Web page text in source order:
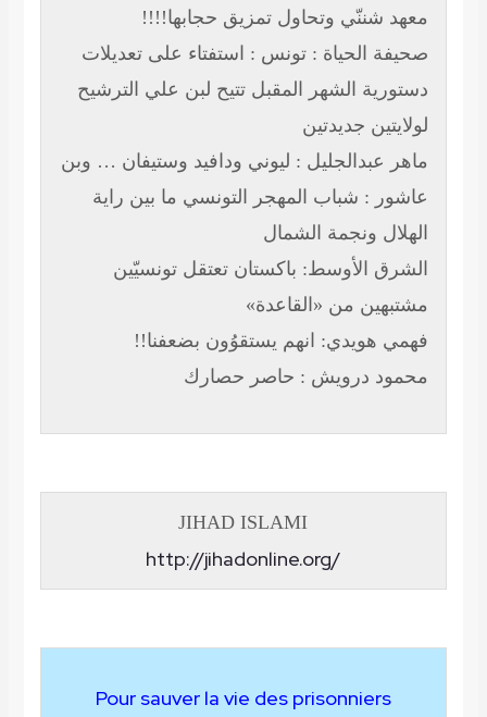
معهد شننّي وتحاول تمزيق حجابها!!!!
صحيفة الحياة : تونس : استفتاء على تعديلات
دستورية الشهر المقبل تتيح لبن علي الترشيح
لولايتين جديدتين
ماهر عبدالجليل : ليوني ودافيد وستيفان … وبن
عاشور : شباب المهجر التونسي ما بين راية
الهلال ونجمة الشمال
الشرق الأوسط: باكستان تعتقل تونسيّين
مشتبهين من «القاعدة»
فهمي هويدي: انهم يستقوُون بضعفنا!!
محمود درويش : حاصر حصارك
JIHAD ISLAMI
http://jihadonline.org/
Pour sauver la vie des prisonniers